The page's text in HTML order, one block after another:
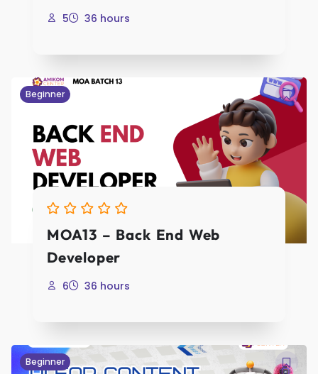
5 36 hours
Beginner
MOA13 – Back End Web
Developer
6 36 hours
Beginner